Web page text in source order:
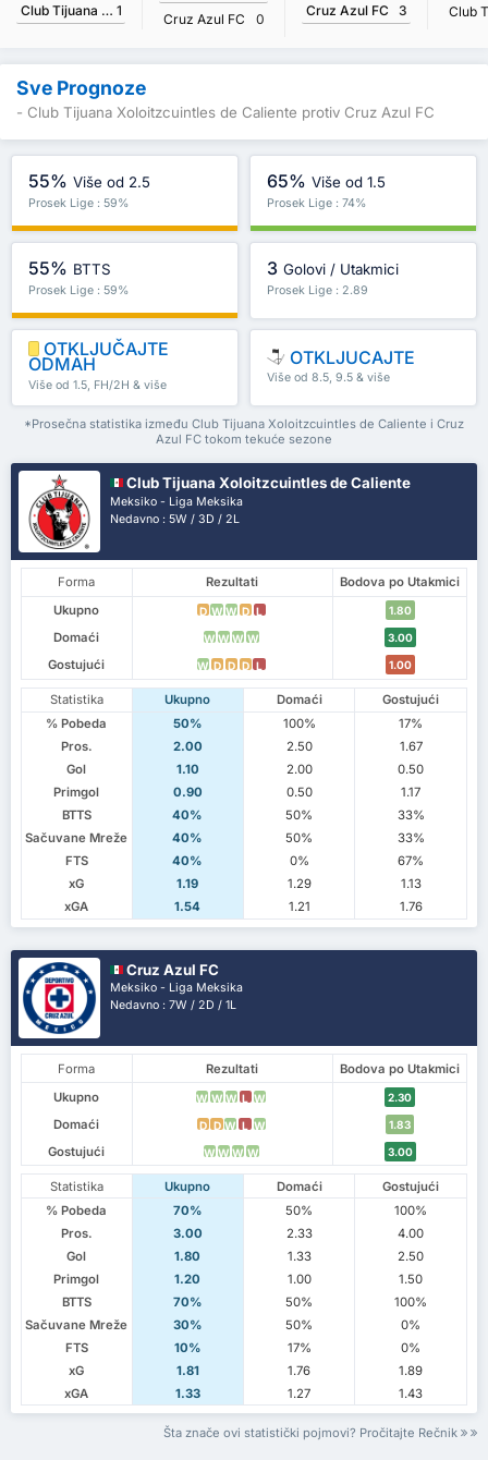
Club Tijuana Xoloitzcuintles de Caliente 1
Cruz Azul FC
0
Cruz Azul FC
3
Sve Prognoze
- Club Tijuana Xoloitzcuintles de Caliente protiv Cruz Azul FC
55% Više od 2.5
Prosek Lige : 59%
65% Više od 1.5
Prosek Lige : 74%
55% BTTS
Prosek Lige : 59%
3 Golovi / Utakmici
Prosek Lige : 2.89
OTKLJUČAJTE
ODMAH
Više od 1.5, FH/2H & više
OTKLJUCAJTE
Više od 8.5, 9.5 & više
*Prosečna statistika između Club Tijuana Xoloitzcuintles de Caliente i Cruz
Azul FC tokom tekuće sezone
Club Tijuana Xoloitzcuintles de Caliente
Meksiko - Liga Meksika
Nedavno : 5W / 3D / 2L
Forma Rezultati
Bodova po Utakmici
Ukupno
D W W D L 1.80
Domaći W W W W 3.00
Gostujući W D D D L 1.00
Statistika Ukupno Domaći
Gostujući
% Pobeda
50% 100%
17%
Pros.
2.00 2.50
1.67
Gol
1.10 2.00
0.50
Primgol
0.90 0.50
1.17
BTTS
40% 50%
33%
Sačuvane Mreže
40% 50%
33%
FTS
40% 0%
67%
xG
1.19 1.29
1.13
xGA
1.54 1.21 1.76
Cruz Azul FC
Meksiko - Liga Meksika
Nedavno : 7W / 2D / 1L
Forma Rezultati
Bodova po Utakmici
Ukupno
W W W L W 2.30
Domaći D D W L W 1.83
Gostujući W W W W 3.00
Statistika Ukupno Domaći
Gostujući
% Pobeda
70% 50%
100%
Pros.
3.00 2.33
4.00
Gol
1.80 1.33
2.50
Primgol
1.20 1.00
1.50
BTTS
70% 50%
100%
Sačuvane Mreže
30% 50%
0%
FTS
10% 17%
0%
xG
1.81 1.76
1.89
xGA
1.33 1.27 1.43
Šta znače ovi statistički pojmovi? Pročitajte Rečnik